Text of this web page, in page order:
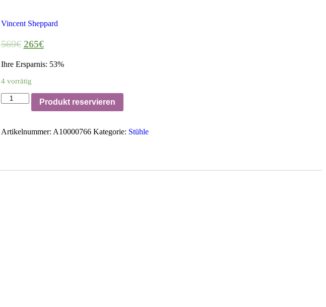
Vincent Sheppard
569€ 265€
Ihre Ersparnis: 53%
4 vorrätig
Produkt reservieren
Artikelnummer: A10000766 Kategorie: Stühle